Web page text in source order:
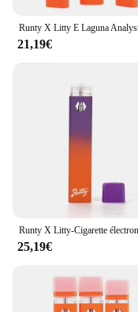
21,19€
25,19€